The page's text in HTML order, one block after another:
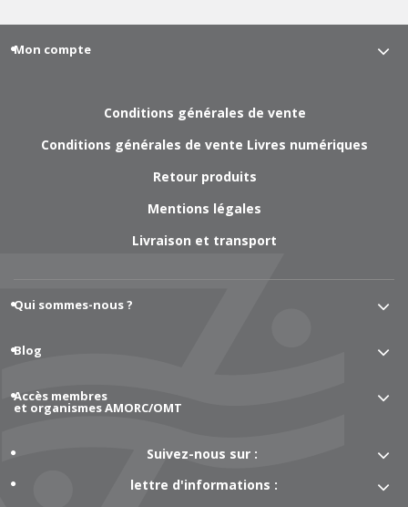
Mon compte
Conditions générales de vente
Conditions générales de vente Livres numériques
Retour produits
Mentions légales
Livraison et transport
Qui sommes-nous ?
Blog
Accès membres
et organismes AMORC/OMT
Suivez-nous sur :
lettre d'informations :